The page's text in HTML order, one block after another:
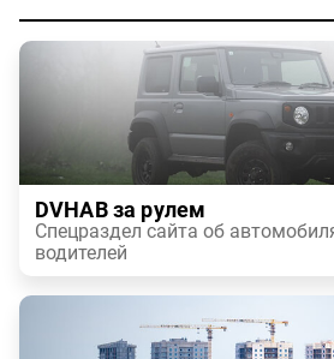
DVHAB за рулем
Спецраздел сайта об
водителей